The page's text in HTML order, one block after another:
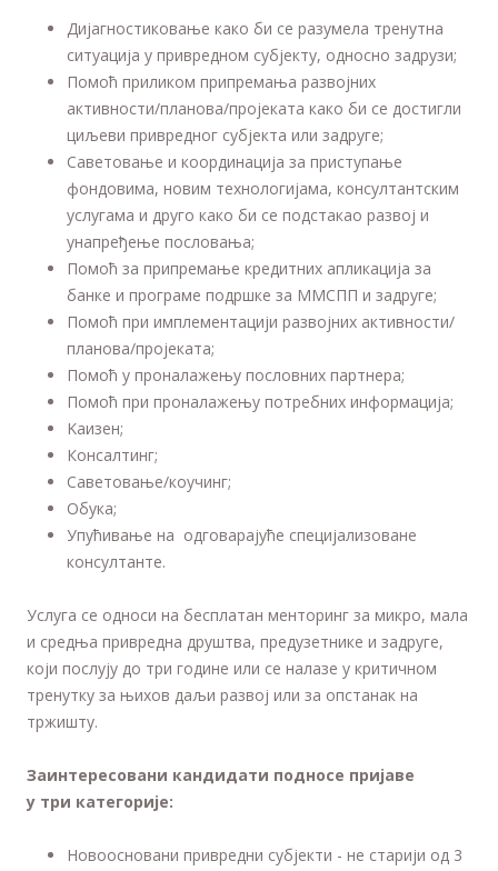
Дијагностиковање како би се разумела тренутна
ситуација у привредном субјекту, односно задрузи;
Помоћ приликом припремања развојних
активности/планова/пројеката како би се достигли
циљеви привредног субјекта или задруге;
Саветовање и координација за приступање
фондовима, новим технологијама, консултантским
услугама и друго како би се подстакао развој и
унапређење пословања;
Помоћ за припремање кредитних апликација за
банке и програме подршке за ММСПП и задруге;
Помоћ при имплементацији развојних активности/
планова/пројеката;
Помоћ у проналажењу пословних партнера;
Помоћ при проналажењу потребних информација;
Kаизен;
Консалтинг;
Саветовање/коучинг;
Обука;
Упућивање на одговарајуће специјализоване
консултанте.
Услуга се односи на бесплатан менторинг за микро, мала
и средња привредна друштва, предузетнике и задруге,
који послују до три године или се налазе у критичном
тренутку за њихов даљи развој или за опстанак на
тржишту.
Заинтересовани кандидати подносе пријаве
у три категорије:
Новоосновани привредни субјекти - не старији од 3